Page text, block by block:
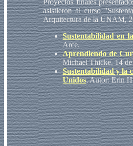
Proyectos finales
asistieron al curso
Arquitectura de la UNAM,
Sustentabilidad en
Arce.
Aprendiendo de
Michael Thicke. 14
Sustentabilidad y la
Unidos, Autor: Erin